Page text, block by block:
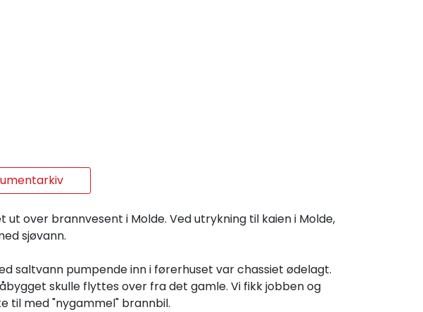
over brannvesent i Molde. Ved utrykning til kaien i Molde,
sjøvann.
saltvann pumpende inn i førerhuset var chassiet ødelagt.
skulle flyttes over fra det gamle. Vi fikk jobben og
til med "nygammel" brannbil.